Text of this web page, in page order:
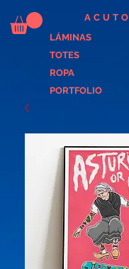
LÁMINAS
TOTES
ROPA
PORTFOLIO
ACUTO